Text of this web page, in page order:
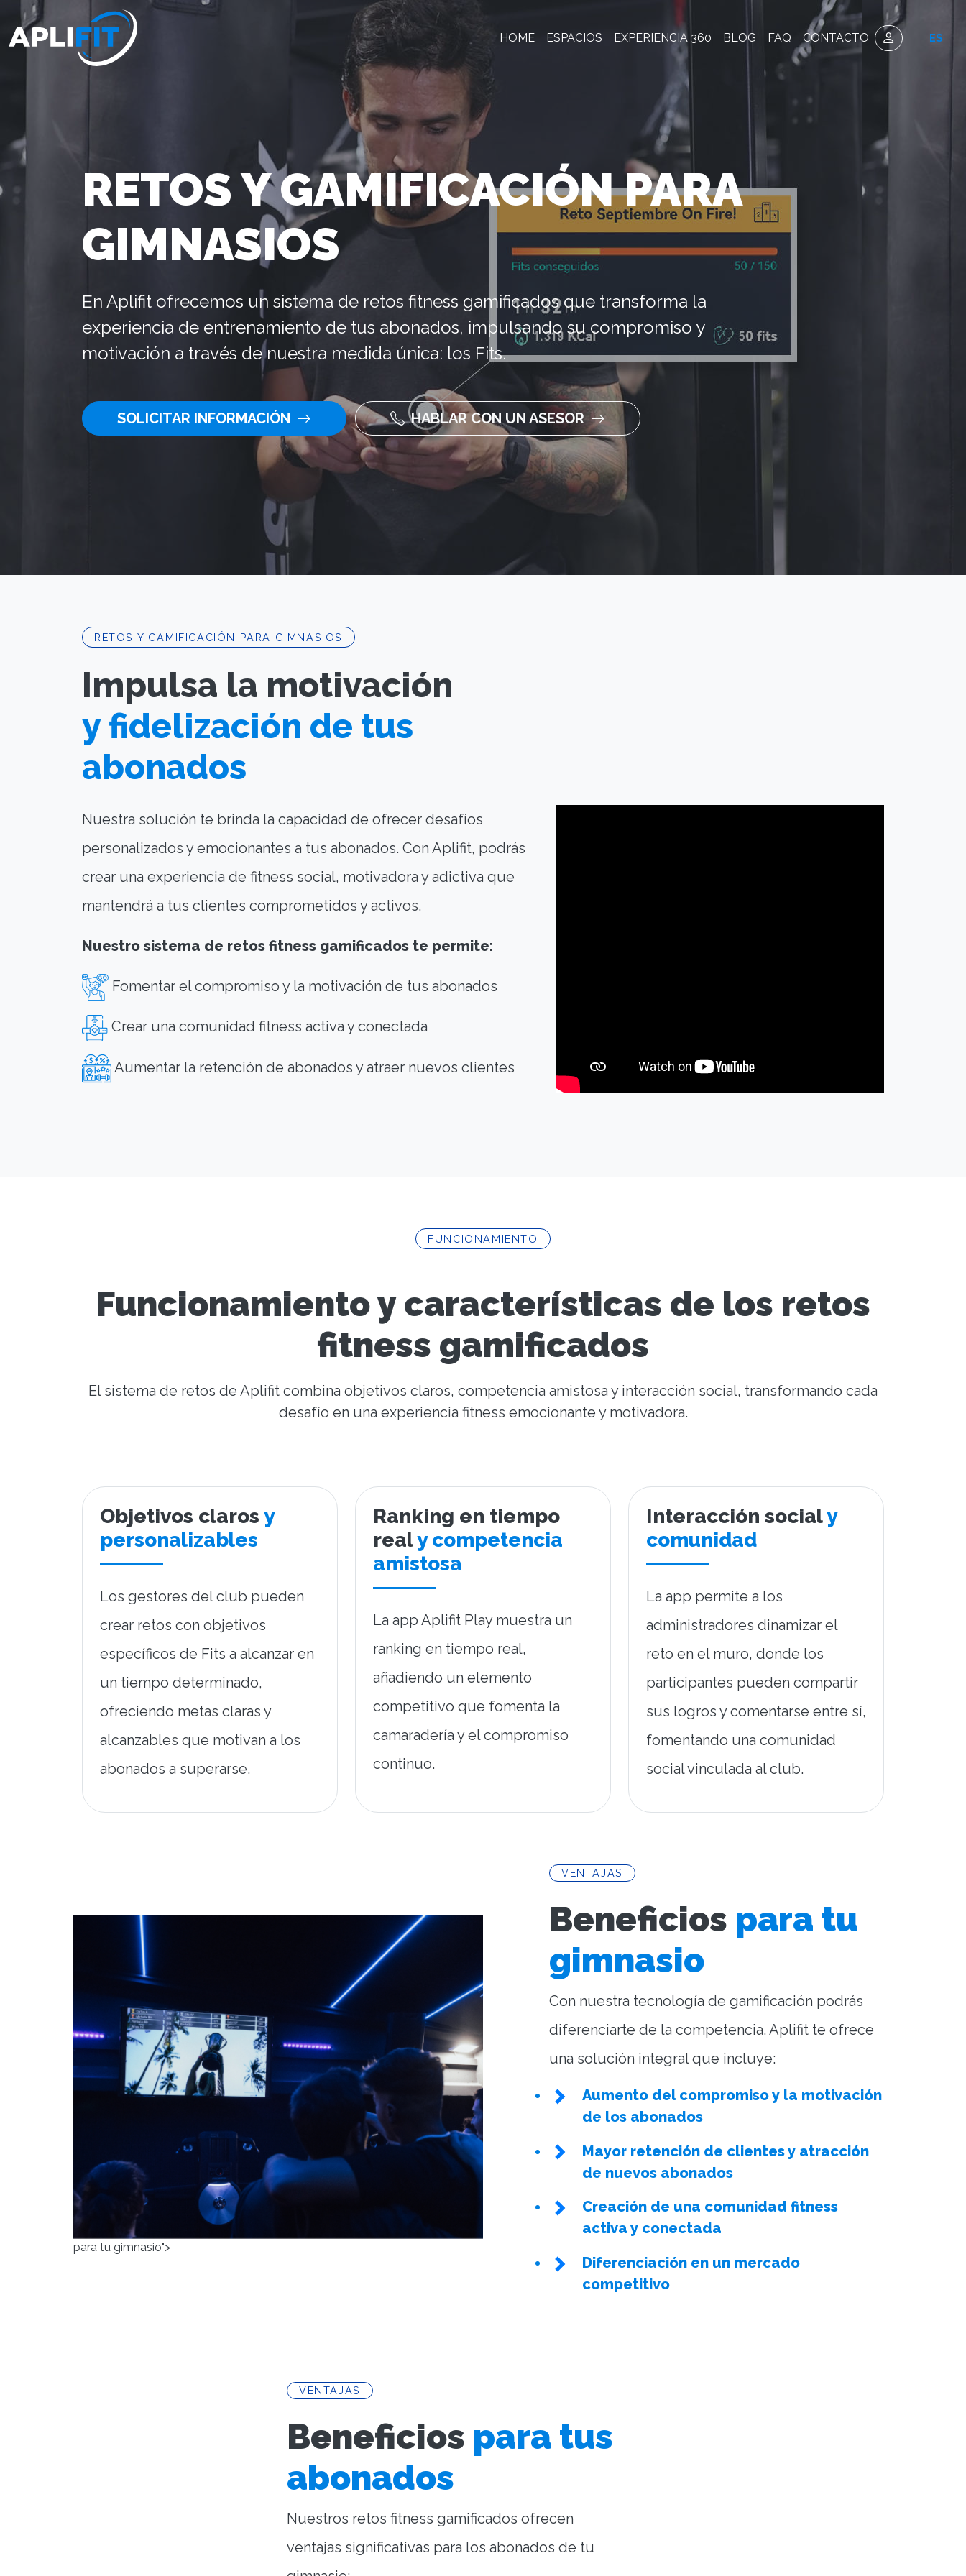
HOME ESPACIOS EXPERIENCIA 360 BLOG FAQ CONTACTO ES
RETOS Y GAMIFICACIÓN PARA
GIMNASIOS
En Aplifit ofrecemos un sistema de retos fitness gamificados que transforma la
experiencia de entrenamiento de tus abonados, impulsando su compromiso y
motivación a través de nuestra medida única: los Fits.
SOLICITAR INFORMACIÓN HABLAR CON UN ASESOR
RETOS Y GAMIFICACIÓN PARA GIMNASIOS
Impulsa la motivación
y fidelización de tus
abonados
Nuestra solución te brinda la capacidad de ofrecer desafíos
personalizados y emocionantes a tus abonados. Con Aplifit, podrás
crear una experiencia de fitness social, motivadora y adictiva que
mantendrá a tus clientes comprometidos y activos.
Nuestro sistema de retos fitness gamificados te permite:
Fomentar el compromiso y la motivación de tus abonados
Crear una comunidad fitness activa y conectada
Aumentar la retención de abonados y atraer nuevos clientes
FUNCIONAMIENTO
Funcionamiento y características de los retos
fitness gamificados
El sistema de retos de Aplifit combina objetivos claros, competencia amistosa y interacción social, transformando cada
desafío en una experiencia fitness emocionante y motivadora.
Objetivos claros y
personalizables
Los gestores del club pueden
crear retos con objetivos
específicos de Fits a alcanzar en
un tiempo determinado,
ofreciendo metas claras y
alcanzables que motivan a los
abonados a superarse.
Ranking en tiempo
realy competencia
amistosa
La app Aplifit Play muestra un
ranking en tiempo real,
añadiendo un elemento
competitivo que fomenta la
camaradería y el compromiso
continuo.
Interacción socialy
comunidad
La app permite a los
administradores dinamizar el
reto en el muro, donde los
participantes pueden compartir
sus logros y comentarse entre sí,
fomentando una comunidad
social vinculada al club.
para tu gimnasio">
VENTAJAS
Beneficios para tu
gimnasio
Con nuestra tecnología de gamificación podrás
diferenciarte de la competencia. Aplifit te ofrece
una solución integral que incluye:
Aumento del compromiso y la motivación
de los abonados
Mayor retención de clientes y atracción
de nuevos abonados
Creación de una comunidad fitness
activa y conectada
Diferenciación en un mercado
competitivo
VENTAJAS
Beneficios para tus
abonados
Nuestros retos fitness gamificados ofrecen
ventajas significativas para los abonados de tu